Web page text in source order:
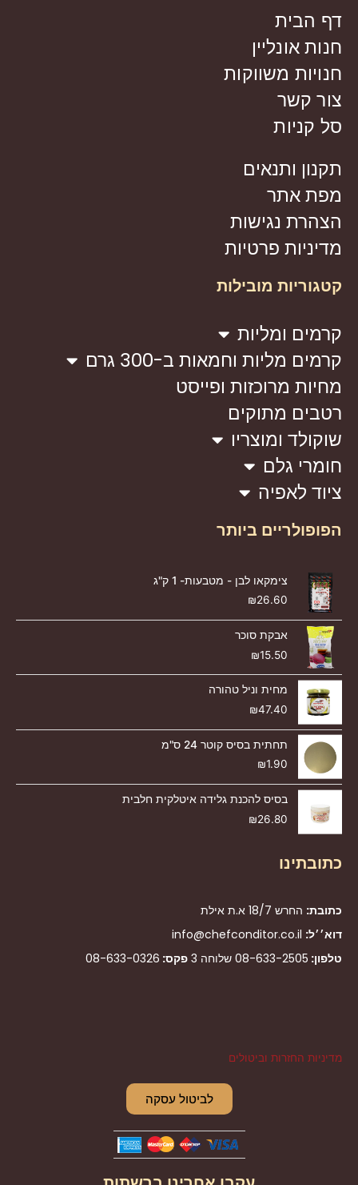
דף הבית
חנות אונליין
חנויות משווקות
צור קשר
סל קניות
תקנון ותנאים
מפת אתר
הצהרת נגישות
מדיניות פרטיות
קטגוריות מובילות
קרמים ומליות
קרמים מליות וחמאות ב-300 גרם
מחיות מרוכזות ופייסט
רטבים מתוקים
שוקולד ומוצריו
חומרי גלם
ציוד לאפיה
הפופולריים ביותר
צימקאו לבן - מטבעות- 1 ק"ג
₪26.60
אבקת סוכר
₪15.50
מחית וניל טהורה
₪47.40
תחתית בסיס קוטר 24 ס"מ
₪1.90
בסיס להכנת גלידה איטלקית חלבית
₪26.80
כתובתינו
כתובת: החרש 18/7 א.ת אילת
דוא׳׳ל: info@chefconditor.co.il
טלפון: 08-633-2505 שלוחה 3 פקס: 08-633-0326
מדיניות החזרות וביטולים
לביטול עסקה